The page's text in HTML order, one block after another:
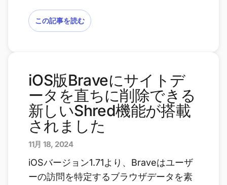
この記事を読む
iOS版Braveにサイトデ
ータを直ちに削除できる
新しいShred機能が搭載
されました
11月 18, 2024
iOSバージョン1.71より、Braveはユーザ
ーの訪問を特定するブラウザデータを素